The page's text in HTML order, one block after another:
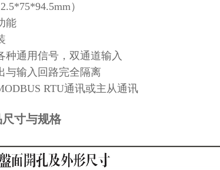
）
能
种通用信号，双通道输入
与输入回路完全隔离
RTU通讯或主从通讯
寸与规格